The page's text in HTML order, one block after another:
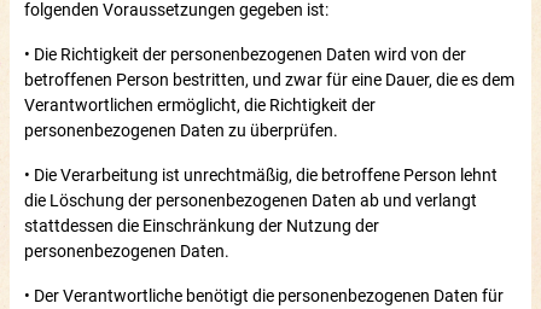
folgenden Voraussetzungen gegeben ist:
• Die Richtigkeit der personenbezogenen Daten wird von der
betroffenen Person bestritten, und zwar für eine Dauer, die es dem
Verantwortlichen ermöglicht, die Richtigkeit der
personenbezogenen Daten zu überprüfen.
• Die Verarbeitung ist unrechtmäßig, die betroffene Person lehnt
die Löschung der personenbezogenen Daten ab und verlangt
stattdessen die Einschränkung der Nutzung der
personenbezogenen Daten.
• Der Verantwortliche benötigt die personenbezogenen Daten für